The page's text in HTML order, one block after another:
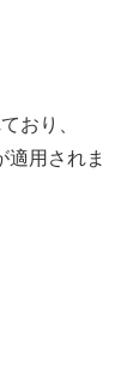
おり、
適用されま